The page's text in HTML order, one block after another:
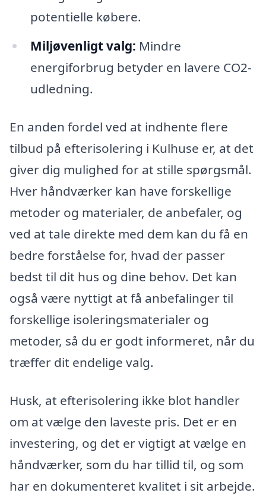
potentielle købere.
Miljøvenligt valg: Mindre
energiforbrug betyder en lavere CO2-
udledning.
En anden fordel ved at indhente flere
tilbud på efterisolering i Kulhuse er, at det
giver dig mulighed for at stille spørgsmål.
Hver håndværker kan have forskellige
metoder og materialer, de anbefaler, og
ved at tale direkte med dem kan du få en
bedre forståelse for, hvad der passer
bedst til dit hus og dine behov. Det kan
også være nyttigt at få anbefalinger til
forskellige isoleringsmaterialer og
metoder, så du er godt informeret, når du
træffer dit endelige valg.
Husk, at efterisolering ikke blot handler
om at vælge den laveste pris. Det er en
investering, og det er vigtigt at vælge en
håndværker, som du har tillid til, og som
har en dokumenteret kvalitet i sit arbejde.